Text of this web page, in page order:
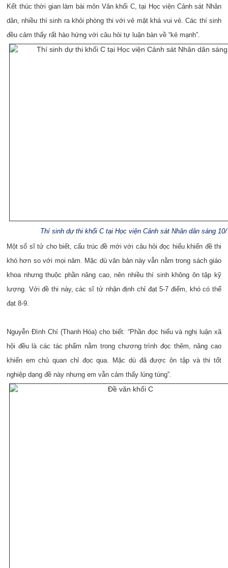
Kết thúc thời gian làm bài môn Văn khối C, tại Học viện Cảnh sát Nhân
dân, nhiều thí sinh ra khỏi phòng thi với vẻ mặt khá vui vẻ. Các thí sinh
đều cảm thấy rất hào hứng với câu hỏi tự luận bàn về “kẻ mạnh”.
Thí sinh dự thi khối C tại Học viện Cảnh sát Nhân dân sáng 10/
Một số sĩ tử cho biết, cấu trúc đề mới với câu hỏi đọc hiểu khiến đề thi
khó hơn so với mọi năm. Mặc dù văn bản này vẫn nằm trong sách giáo
khoa nhưng thuộc phần nâng cao, nên nhiều thí sinh không ôn tập kỹ
lượng. Với đề thi này, các sĩ tử nhận định chỉ đạt 5-7 điểm, khó có thể
đạt 8-9.
Nguyễn Đình Chí (Thanh Hóa) cho biết: “Phần đọc hiểu và nghị luận xã
hội đều là các tác phẩm nằm trong chương trình đọc thêm, nâng cao
khiến em chủ quan chỉ đọc qua. Mặc dù đã được ôn tập và thi tốt
nghiệp dạng đề này nhưng em vẫn cảm thấy lúng túng”.